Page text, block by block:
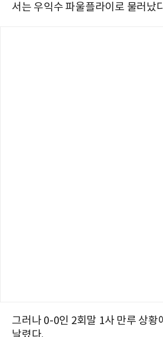
서는 우익수 파울플라이로 물러났
그러나 0-0인 2회말 1사 만루 상황